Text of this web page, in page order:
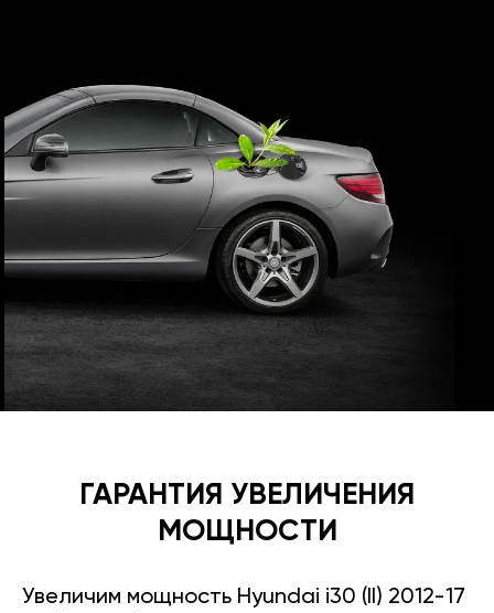
ГАРАНТИЯ УВЕЛИЧЕНИЯ
МОЩНОСТИ
Увеличим мощность Hyundai i30 (II) 2012-17